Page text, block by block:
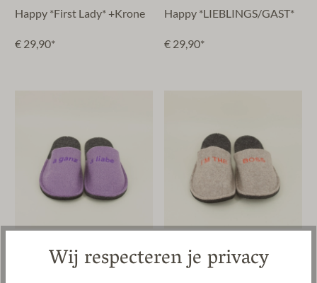
Happy *First Lady* +Krone
€ 29,90*
Happy *LIEBLINGS/GAST*
€ 29,90*
Wij respecteren je privacy